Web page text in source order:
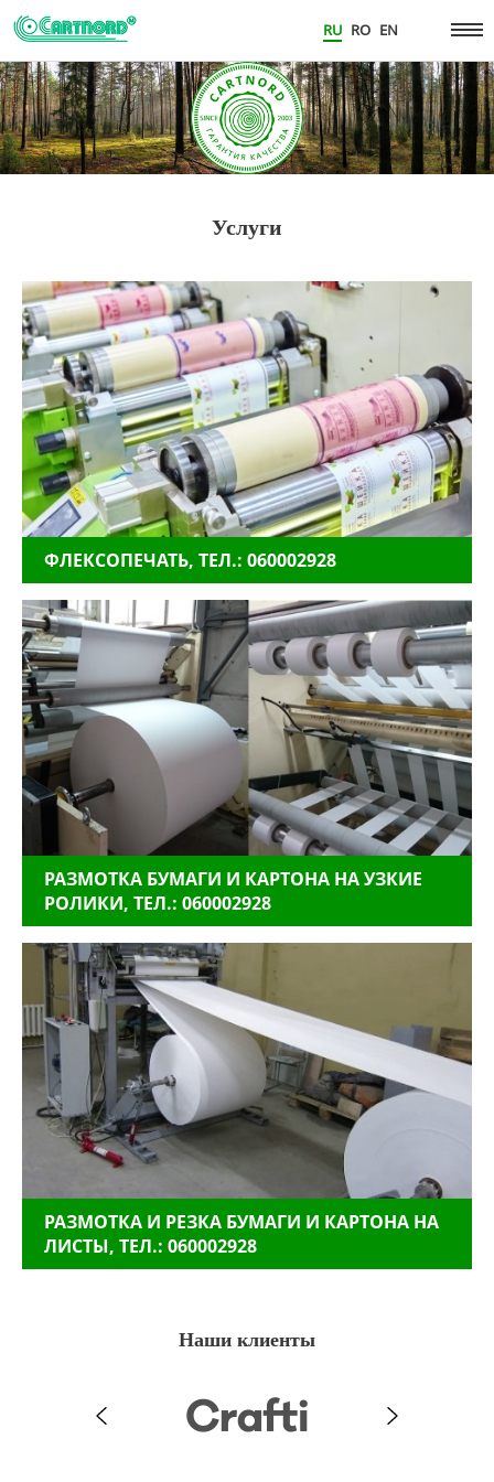
RU RO EN
Услуги
ФЛЕКСОПЕЧАТЬ, ТЕЛ.: 060002928
РАЗМОТКА БУМАГИ И КАРТОНА НА УЗКИЕ
РОЛИКИ, ТЕЛ.: 060002928
РАЗМОТКА И РЕЗКА БУМАГИ И КАРТОНА НА
ЛИСТЫ, ТЕЛ.: 060002928
Наши клиенты